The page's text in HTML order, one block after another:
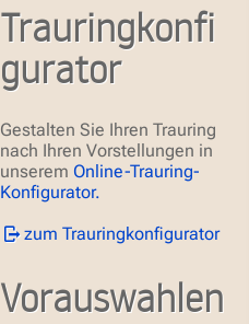
Trauringkonfi
gurator
Gestalten Sie Ihren Trauring
nach Ihren Vorstellungen in
unserem Online-Trauring-
Konfigurator.
zum Trauringkonfigurator
Vorauswahlen